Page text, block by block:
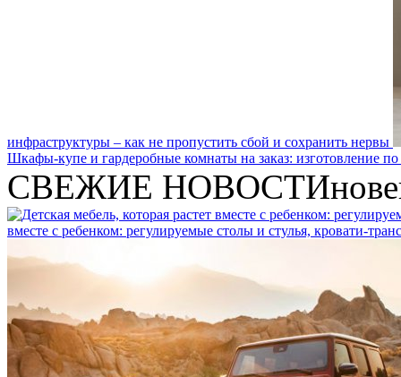
инфраструктуры – как не пропустить сбой и сохранить нервы
Шкафы-купе и гардеробные комнаты на заказ: изготовление по
СВЕЖИЕ НОВОСТИ
вместе с ребенком: регулируемые столы и стулья, кровати-